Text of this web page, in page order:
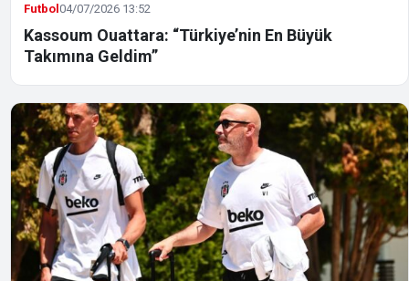
Futbol04/07/2026 13:52
Kassoum Ouattara: “Türkiye’nin En Büyük
Takımına Geldim”